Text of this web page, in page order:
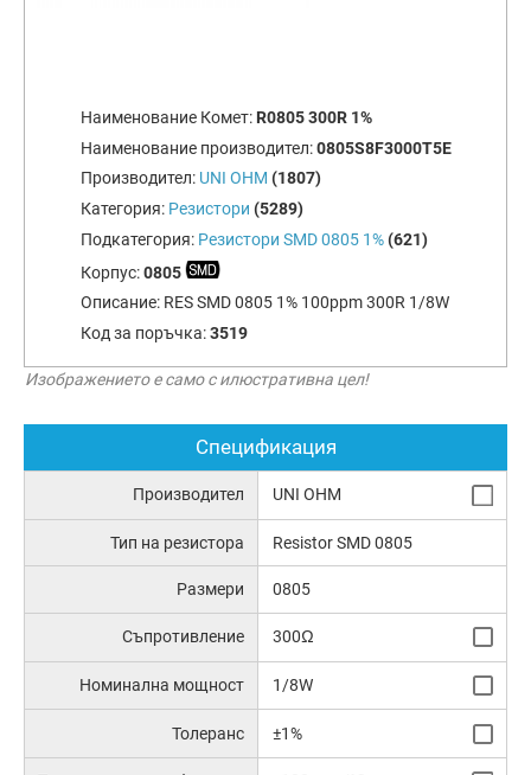
Наименование Комет: R0805 300R 1%
Наименование производител:0805S8F3000T5E
Производител: UNI OHM (1807)
Категория: Резистори (5289)
Подкатегория: Резистори SMD 0805 1% (621)
Корпус:0805
Описание: RES SMD 0805 1% 100ppm 300R 1/8W
Код за поръчка:3519
Изображението е само с илюстративна цел!
Спецификация
Производител UNI OHM
Тип на резистора Resistor SMD 0805
Размери 0805
Съпротивление 300Ω
Номинална мощност 1/8W
Толеранс ±1%